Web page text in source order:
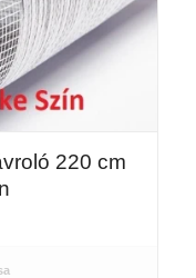
220 cm